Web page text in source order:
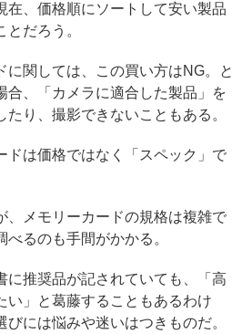
在、価格順にソートして安い製品
だろう。
に関しては、この買い方はNG。と
合、「カメラに適合した製品」を
り、撮影できないこともある。
ドは価格ではなく「スペック」で
、メモリーカードの規格は複雑で
るのも手間がかかる。
に推奨品が記されていても、「高
い」と葛藤することもあるわけ
には悩みや迷いはつきものだ。